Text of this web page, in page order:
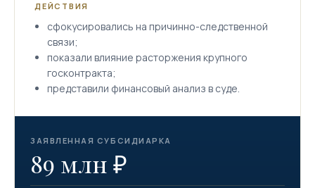
ДЕЙСТВИЯ
сфокусировались на причинно-следственной
связи;
показали влияние расторжения крупного
госконтракта;
представили финансовый анализ в суде.
ЗАЯВЛЕННАЯ СУБСИДИАРКА
89 млн ₽